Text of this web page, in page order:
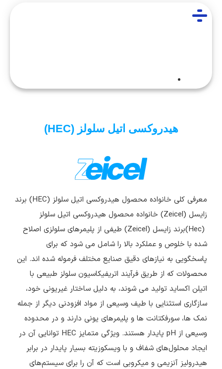
هیدروکسی اتیل سلولز (HEC)
معرفی کلی خانواده محصول هیدروکسی اتیل سلولز (HEC) برند
زایسل (Zeicel) خانواده محصول هیدروکسی اتیل سلولز
(Hec)برند زایسل (Zeicel) طیفی از پلیمرهای سلولزی اصلاح
شده با خلوص و عملکرد بالا را شامل می شود که برای
پاسخگویی به نیازهای دقیق صنایع مختلف فرموله شده اند. این
محصولات که از طریق فرآیند اتریفیکاسیون سلولز طبیعی با
اتیلن اکساید تولید می شوند، به دلیل ساختار غیریونی خود،
سازگاری استثنایی با طیف وسیعی از مواد افزودنی دیگر از جمله
نمک ها، سورفکتانت ها و پلیمرهای یونی دارند و در محدوده
وسیعی از pH پایدار هستند. ویژگی متمایز HEC توانایی آن در
ایجاد محلول‌های شفاف و با ویسکوزیته بسیار پایدار در برابر
هیدرولیز آنزیمی و میکروبی است که آن را برای سیستم‌های